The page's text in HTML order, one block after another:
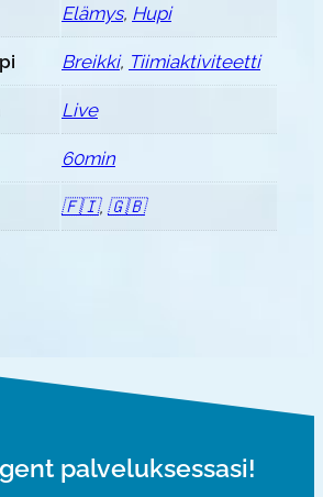
Elämys, Hupi
Breikki, Tiimiaktiviteetti
Live
60min
🇫🇮, 🇬🇧
palveluksessasi!